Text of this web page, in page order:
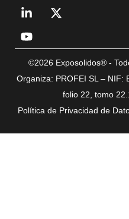
©2026 Exposolidos® -
Organiza: PROFEI SL – NIF:
folio 22, tomo
Política de Privacidad de